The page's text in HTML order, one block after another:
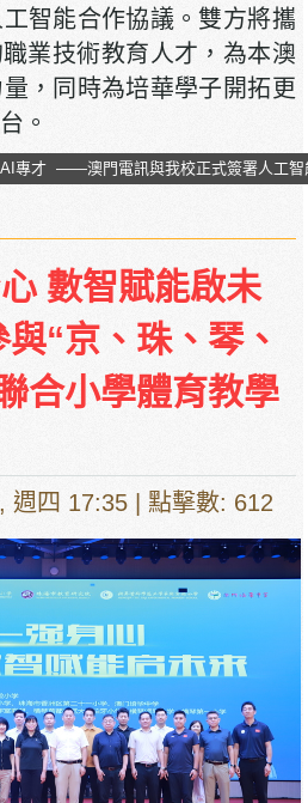
智能合作協議。雙方將攜
業技術教育人才，為本澳
，同時為培華學子開拓更
。
AI專才 ——澳門電訊與我校正式簽署人工智
數智賦能啟未
“京、珠、琴、
合小學體育教學
週四 17:35 | 點擊數: 612